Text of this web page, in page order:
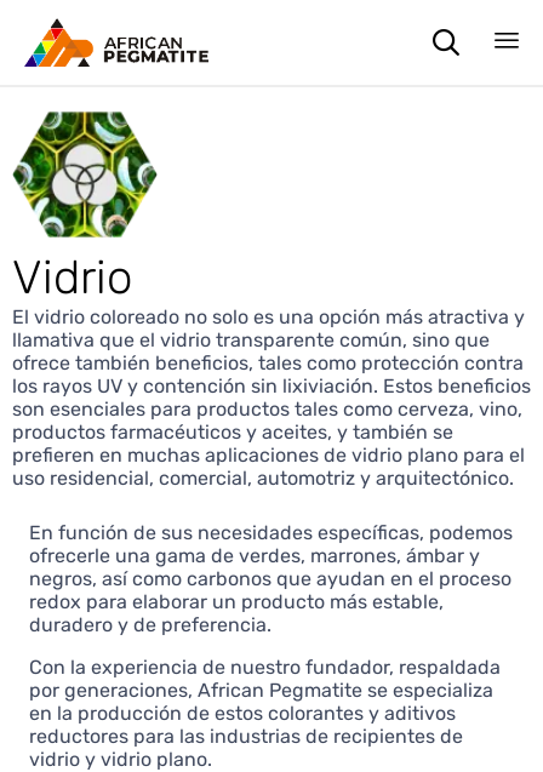

Vidrio
El vidrio coloreado no solo es una opción más atractiva y
llamativa que el vidrio transparente común, sino que
ofrece también beneficios, tales como protección contra
los rayos UV y contención sin lixiviación. Estos beneficios
son esenciales para productos tales como cerveza, vino,
productos farmacéuticos y aceites, y también se
prefieren en muchas aplicaciones de vidrio plano para el
uso residencial, comercial, automotriz y arquitectónico.
En función de sus necesidades específicas, podemos
ofrecerle una gama de verdes, marrones, ámbar y
negros, así como carbonos que ayudan en el proceso
redox para elaborar un producto más estable,
duradero y de preferencia.
Con la experiencia de nuestro fundador, respaldada
por generaciones, African Pegmatite se especializa
en la producción de estos colorantes y aditivos
reductores para las industrias de recipientes de
vidrio y vidrio plano.